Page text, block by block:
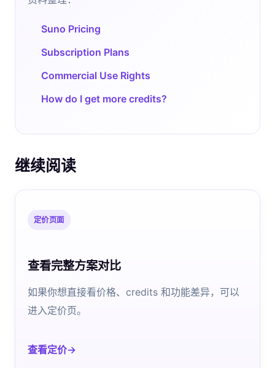
Suno Pricing
Subscription Plans
Commercial Use Rights
How do I get more credits?
继续阅读
定价页面
查看完整方案对比
如果你想直接看价格、credits 和功能差异，可以
进入定价页。
查看定价